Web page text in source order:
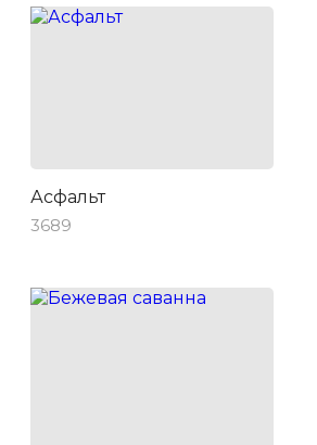
Асфальт
3689